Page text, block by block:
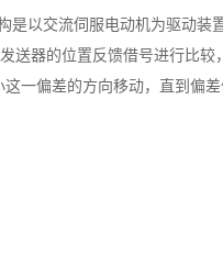
以交流伺服电动机为驱动装
送器的位置反馈借号进行比较
一偏差的方向移动，直到偏